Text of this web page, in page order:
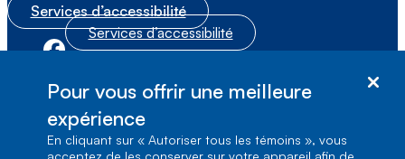
Services d’accessibilité
Services d’accessibilité
1, carrefour Alexander-Graham-Bell, Aile A-7,
Pour vous offrir une meilleure
expérience
En cliquant sur « Autoriser tous les témoins », vous
acceptez de les conserver sur votre appareil afin de